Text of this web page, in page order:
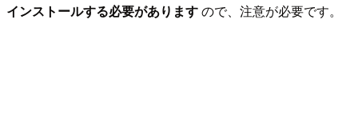
インストールする必要がありますので、注意が必要です。